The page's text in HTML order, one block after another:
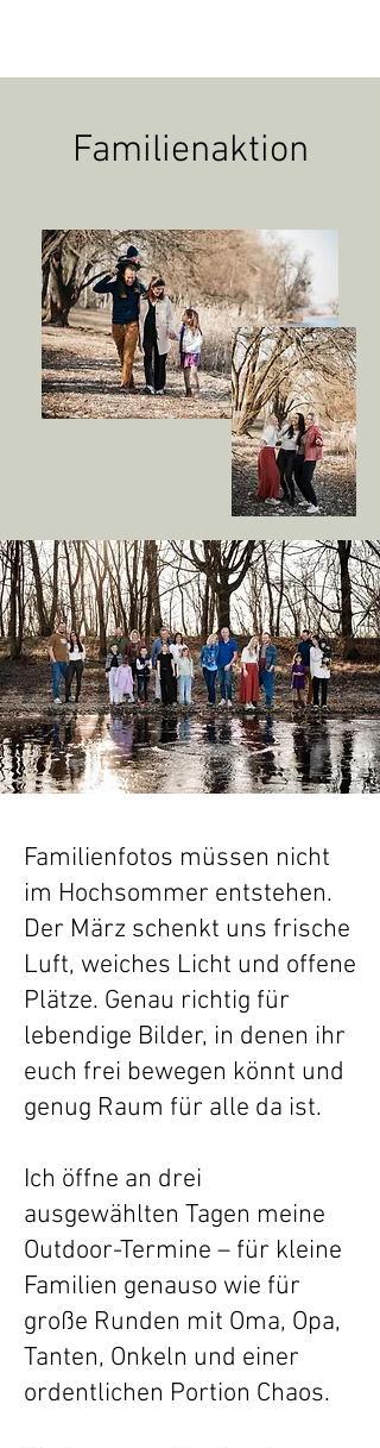
Familienaktion
Familienfotos müssen nicht
im Hochsommer entstehen.
Der März schenkt uns frische
Luft, weiches Licht und offene
Plätze. Genau richtig für
lebendige Bilder, in denen ihr
euch frei bewegen könnt und
genug Raum für alle da ist.
Ich öffne an drei
ausgewählten Tagen meine
Outdoor-Termine – für kleine
Familien genauso wie für
große Runden mit Oma, Opa,
Tanten, Onkeln und einer
ordentlichen Portion Chaos.